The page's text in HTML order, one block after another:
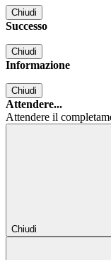
Chiudi
Successo
Chiudi
Informazione
Chiudi
Attendere...
Attendere il
Chiudi